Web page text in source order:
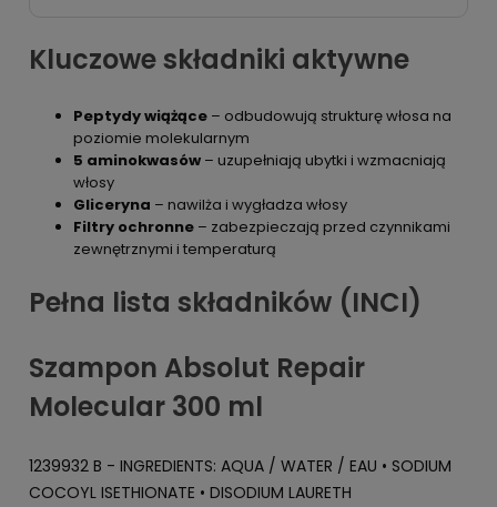
Kluczowe składniki aktywne
Peptydy wiążące – odbudowują strukturę włosa na
poziomie molekularnym
5 aminokwasów – uzupełniają ubytki i wzmacniają
włosy
Gliceryna – nawilża i wygładza włosy
Filtry ochronne – zabezpieczają przed czynnikami
zewnętrznymi i temperaturą
Pełna lista składników (INCI)
Szampon Absolut Repair
Molecular 300 ml
1239932 B - INGREDIENTS: AQUA / WATER / EAU • SODIUM
COCOYL ISETHIONATE • DISODIUM LAURETH